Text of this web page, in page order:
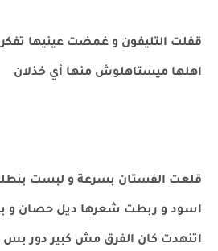
قفلت التليفون و غمضت عينيها
اهلها ميستاهلوش منها أي خذلان
قلعت الفستان بسرعة و لبست
اسود و ربطت شعرها ديل حصان و
اتنهدت كان الفرق مش كبير دور بس